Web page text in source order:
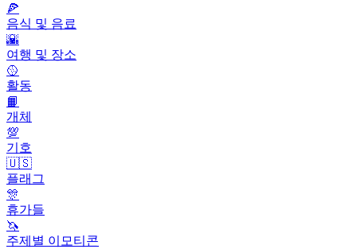
🍕
음식 및 음료
🌇
여행 및 장소
🥎
활동
📙
개체
💯
기호
🇺🇸
플래그
🎊
휴가들
🦄
주제별 이모티콘